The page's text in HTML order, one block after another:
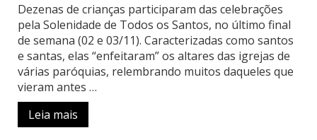
Dezenas de crianças participaram das celebrações
pela Solenidade de Todos os Santos, no último final
de semana (02 e 03/11). Caracterizadas como santos
e santas, elas “enfeitaram” os altares das igrejas de
várias paróquias, relembrando muitos daqueles que
vieram antes …
Leia mais